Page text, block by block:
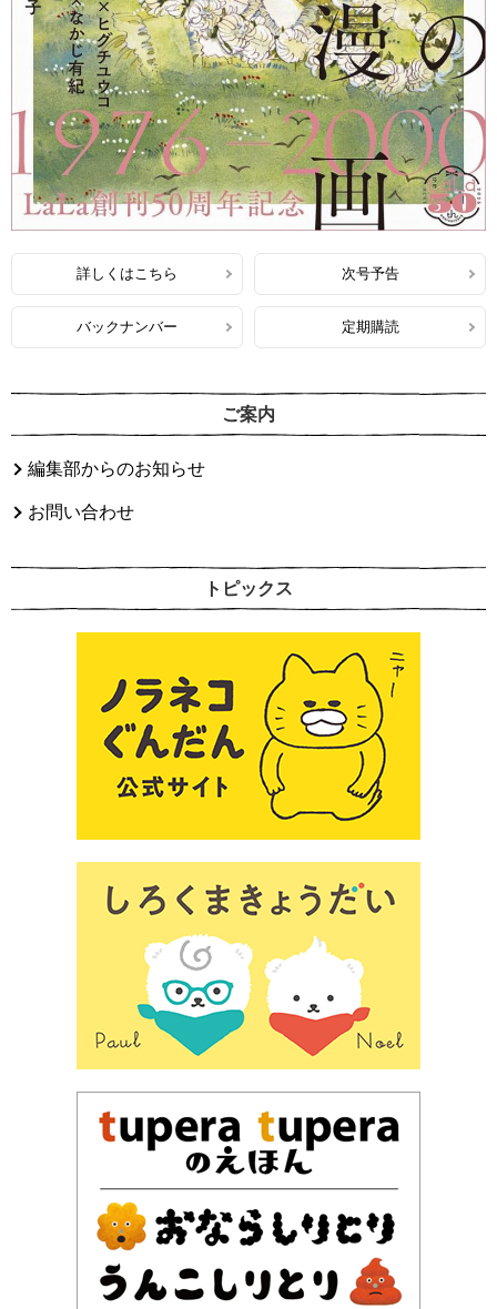
詳しくはこちら 次号予告
バックナンバー 定期購読
ご案内
編集部からのお知らせ
お問い合わせ
トピックス